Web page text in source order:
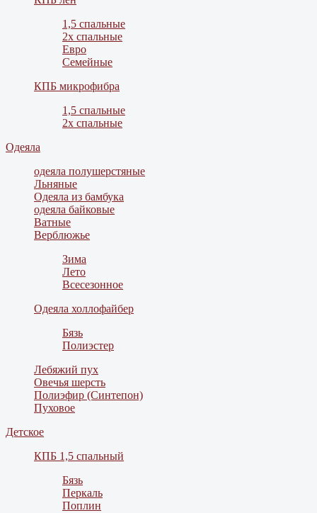
1,5 спальные
2х спальные
Евро
Семейные
КПБ микрофибра
1,5 спальные
2х спальные
Одеяла
одеяла полушерстяные
Льняные
Одеяла из бамбука
одеяла байковые
Ватные
Верблюжье
Зима
Лето
Всесезонное
Одеяла холлофайбер
Бязь
Полиэстер
Лебяжий пух
Овечья шерсть
Полиэфир (Синтепон)
Пуховое
Детское
КПБ 1,5 спальный
Бязь
Перкаль
Поплин